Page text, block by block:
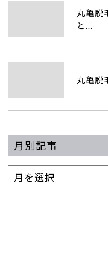
丸亀脱
と...
丸亀脱
月別記事